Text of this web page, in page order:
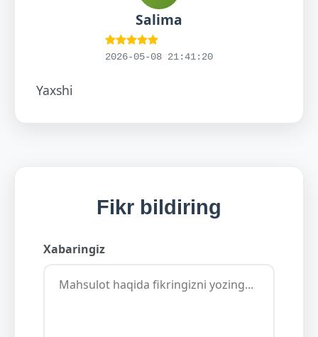
Salima
2026-05-08 21:41:20
Yaxshi
Fikr bildiring
Xabaringiz